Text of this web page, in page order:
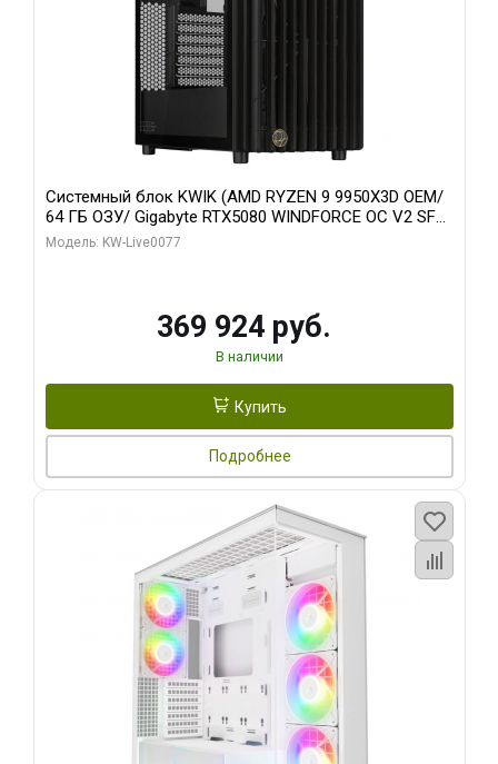
Системный блок KWIK (AMD RYZEN 9 9950X3D OEM/
64 ГБ ОЗУ/ Gigabyte RTX5080 WINDFORCE OC V2 SFF
16GB GDDR7 256b/ 960 ГБ SSD)
Модель: KW-Live0077
369 924 руб.
В наличии
Купить
Подробнее